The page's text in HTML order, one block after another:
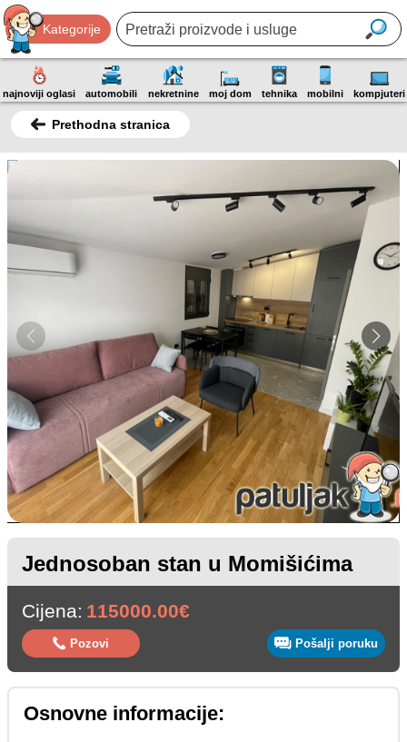
Kategorije
najnoviji oglasi automobili nekretnine moj dom tehnika mobilni kompjuteri
Prethodna stranica
Jednosoban stan u Momišićima
Cijena: 115000.00€
Pozovi Pošalji poruku
Osnovne informacije: